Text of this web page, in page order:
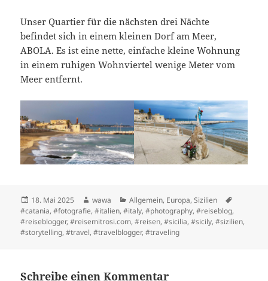
Unser Quartier für die nächsten drei Nächte
befindet sich in einem kleinen Dorf am Meer,
ABOLA. Es ist eine nette, einfache kleine Wohnung
in einem ruhigen Wohnviertel wenige Meter vom
Meer entfernt.
Posted
on
18. Mai 2025 Author
wawa Categories
Allgemein, Europa,Sizilien
#catania,#fotografie,#italien,#italy,#photography,#reiseblog,
#reiseblogger,#reisemitrosi.com,#reisen,#sicilia,#sicily,#sizilien,
#storytelling,#travel,#travelblogger,#traveling
Schreibe einen Kommentar